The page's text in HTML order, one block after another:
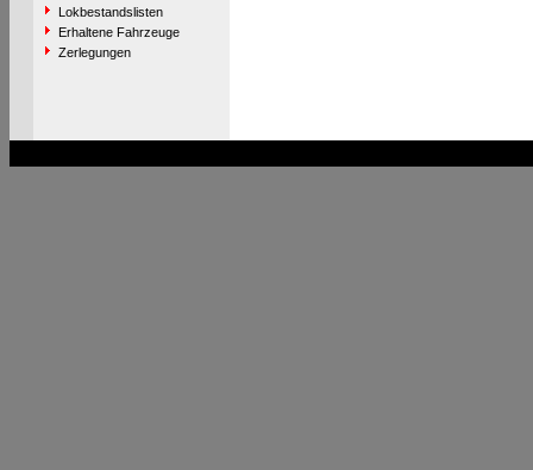
Lokbestandslisten
Erhaltene Fahrzeuge
Zerlegungen